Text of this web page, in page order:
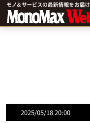
2025/05/18 20:00